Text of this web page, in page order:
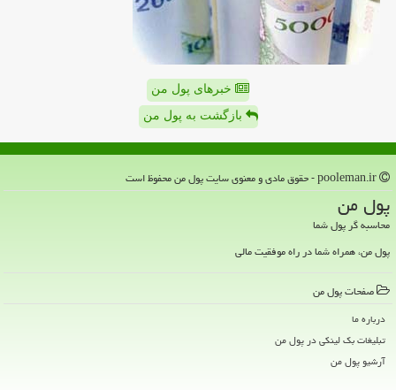
خبرهای پول من
بازگشت به پول من
پول من
محاسبه گر پول شما
پول من، همراه شما در راه موفقیت مالی
صفحات پول من
درباره ما
تبلیغات بک لینکی در پول من
آرشیو پول من